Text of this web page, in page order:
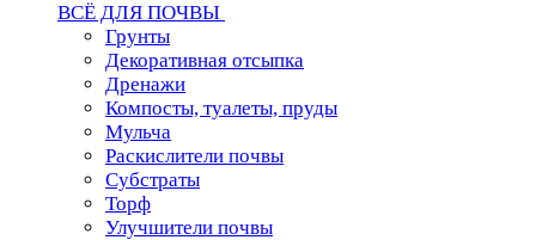
ВСЁ ДЛЯ ПОЧВЫ
Грунты
Декоративная отсыпка
Дренажи
Компосты, туалеты, пруды
Мульча
Раскислители почвы
Субстраты
Торф
Улучшители почвы